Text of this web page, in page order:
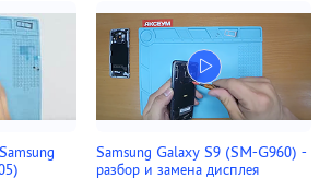
Samsung Galaxy S9 (SM-G960) -
разбор и замена дисплея